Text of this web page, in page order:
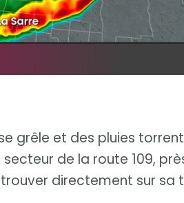
grêle et des pluies
de la route 109,
directement sur sa